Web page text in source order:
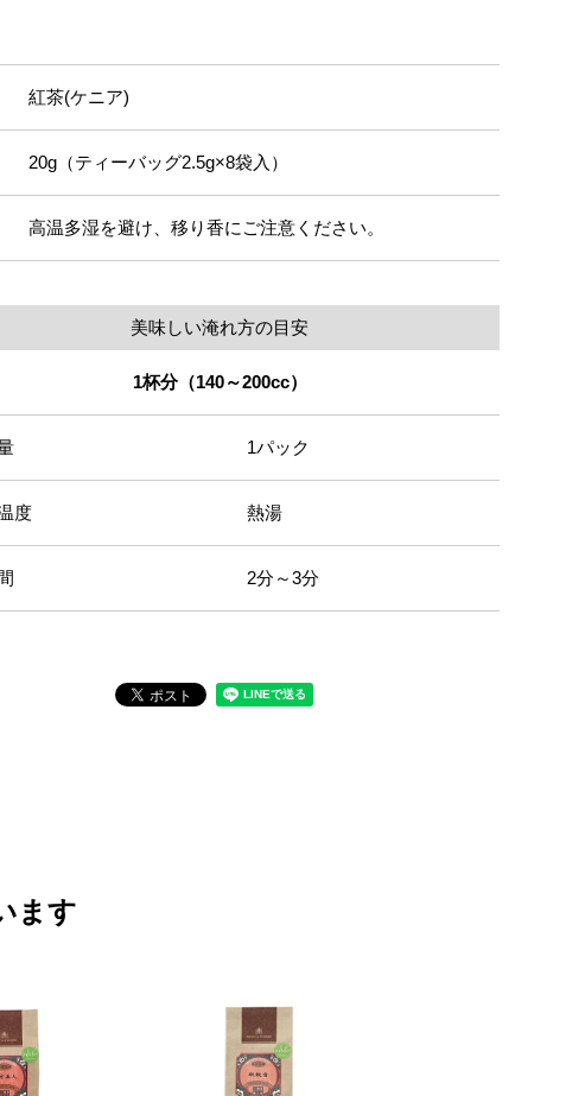
紅茶(ケニア)
20g（ティーバッグ2.5g×8袋入）
高温多湿を避け、移り香にご注意ください。
美味しい淹れ方の目安
1杯分（140～200cc）
1パック
度 熱湯
2分～3分
ます